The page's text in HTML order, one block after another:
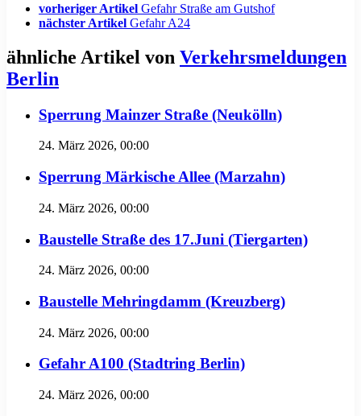
vorheriger Artikel Gefahr Straße am Gutshof
nächster Artikel Gefahr A24
ähnliche Artikel von Verkehrsmeldungen
Berlin
Sperrung Mainzer Straße (Neukölln)
24. März 2026, 00:00
Sperrung Märkische Allee (Marzahn)
24. März 2026, 00:00
Baustelle Straße des 17.Juni (Tiergarten)
24. März 2026, 00:00
Baustelle Mehringdamm (Kreuzberg)
24. März 2026, 00:00
Gefahr A100 (Stadtring Berlin)
24. März 2026, 00:00